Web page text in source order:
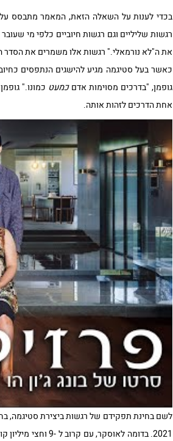
בכדי לענות על השאלה הזאת, המאמר מתבסס על
רגשות שליליים וגם רגשות חיוביים כלפי מי
את ה"לא נורמאלי." רגשות אלו משמרים את הסדר
כאשר בעל סטיגמה מגיע להישגים הנתפסים
גופמן, "בדרכים מסוימות אדםכמעט
אחת הדרכים לזהות אותה.
לשם בחינת תפקידם של רגשות ביצירת סטיגמה, בחרתי לנתח
2021. בדומה